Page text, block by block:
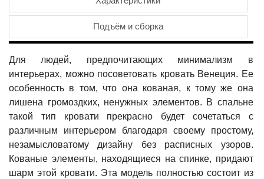
Подъём и сборка
Для людей, предпочитающих минимализм в
интерьерах, можно посоветовать кровать Венеция. Ее
особенность в том, что она кованая, к тому же она
лишена громоздких, ненужных элементов. В спальне
такой тип кровати прекрасно будет сочетаться с
различным интерьером благодаря своему простому,
незамысловатому дизайну без расписных узоров.
Кованые элементы, находящиеся на спинке, придают
шарм этой кровати. Эта модель полностью состоит из